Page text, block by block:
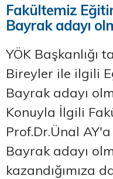
Fakültemiz
Bayrak adayı
YÖK Başkanlığı
Bireyler ile ilgili
Bayrak adayı
Konuyla İlgili
Prof.Dr.Ünal
Bayrak adayı
kazandığımıza